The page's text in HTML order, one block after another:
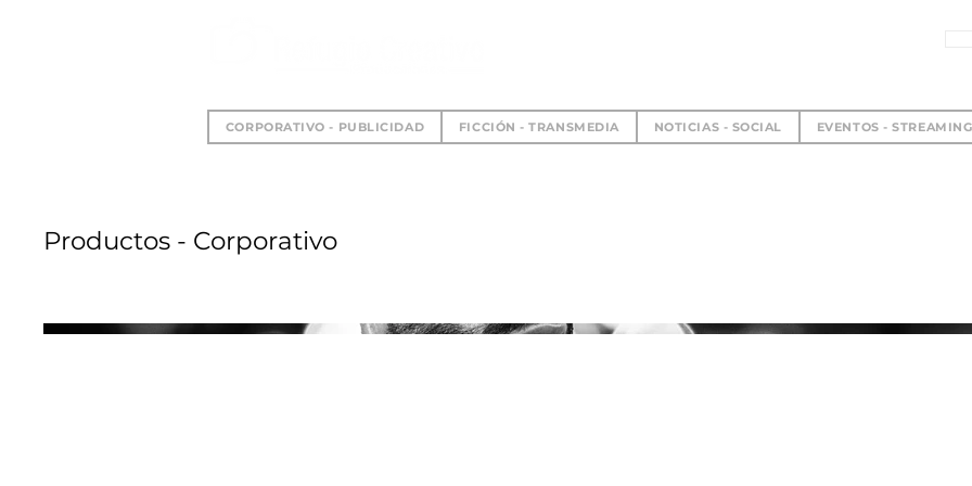
CORPORATIVO - PUBLICIDAD FICCIÓN - TRANSMEDIA NOTICIAS - SOCIAL EVENTOS - STREAMING
Productos - Corporativo